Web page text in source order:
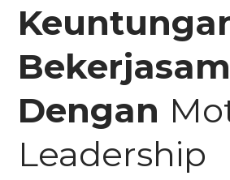
Dengan
Leadership